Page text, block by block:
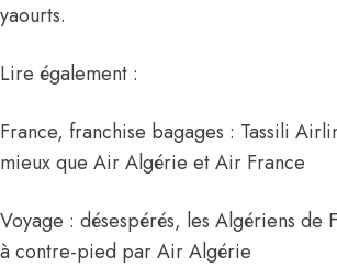
yaourts.
Lire également :
France, franchise bagages : Tassili
mieux que Air Algérie et Air France
Voyage : désespérés, les Algériens de
à contre-pied par Air Algérie